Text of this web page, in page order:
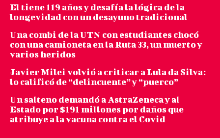
El tiene 119 años y desafía la lógica de la
longevidad con un desayuno tradicional
Una combi de la UTN con estudiantes chocó
con una camioneta en la Ruta 33, un muerto y
varios heridos
Javier Milei volvió a criticar a Lula da Silva:
lo calificó de “delincuente” y “puerco”
Un salteño demandó a AstraZeneca y al
Estado por $191 millones por daños que
atribuye a la vacuna contra el Covid